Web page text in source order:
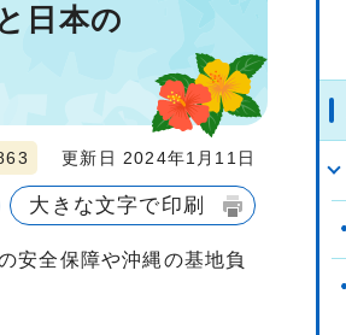
日本の
更新日 2024年1月11日
大きな文字で印刷
安全保障や沖縄の基地負